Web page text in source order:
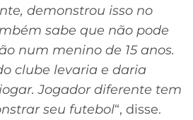
demonstrou isso no
sabe que não pode
num menino de 15 anos.
clube levaria e daria
Jogador diferente tem
seu futebol“, disse.